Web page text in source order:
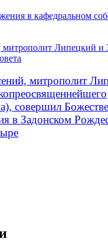
в кафедральном
Липецкий и
митрополит
совершил
в Задонском